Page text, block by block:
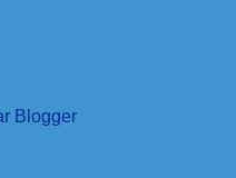
Blogger